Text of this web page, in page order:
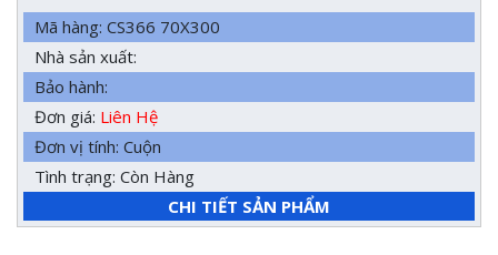
Mã hàng: CS366 70X300
Nhà sản xuất:
Bảo hành:
Đơn giá: Liên Hệ
Đơn vị tính: Cuộn
Tình trạng: Còn Hàng
CHI TIẾT SẢN PHẨM